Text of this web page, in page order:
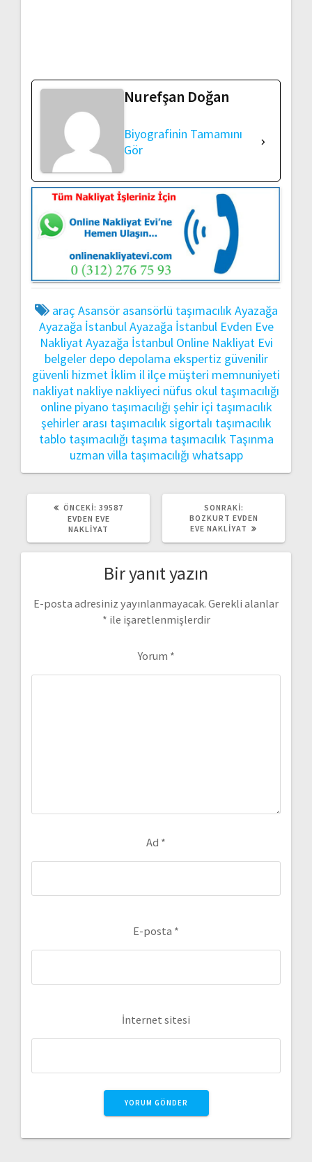
Nurefşan Doğan
Biyografinin Tamamını
Gör
araç Asansör asansörlü taşımacılıkAyazağa
Ayazağa İstanbulAyazağa İstanbul Evden Eve
NakliyatAyazağa İstanbul Online Nakliyat Evi
belgeler depo depolama ekspertiz güvenilir
güvenli hizmet İklim il ilçe müşteri memnuniyeti
nakliyat nakliye nakliyeci nüfus okul taşımacılığı
online piyano taşımacılığı şehir içi taşımacılık
şehirler arası taşımacılıksigortalı taşımacılık
tablo taşımacılığı taşıma taşımacılık Taşınma
uzman villa taşımacılığı whatsapp
ÖNCEKI: ÖNCEKI
YAZI:
39587
EVDEN EVE
NAKLIYAT
SONRAKI:
YAZI:
BOZKURT EVDEN
EVE NAKLIYAT
Bir yanıt yazın
E-posta adresiniz yayınlanmayacak. Gerekli alanlar
* ile işaretlenmişlerdir
Yorum *
Ad *
E-posta *
İnternet sitesi